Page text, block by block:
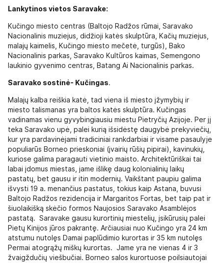
Lankytinos vietos Saravake:
Kučingo miesto centras (Baltojo Radžos rūmai, Saravako
Nacionalinis muziejus, didžioji katės skulptūra, Kačių muziejus,
malajų kaimelis, Kučingo miesto mečetė, turgūs), Bako
Nacionalinis parkas, Saravako Kultūros kaimas, Semengono
laukinio gyvenimo centras, Batang Ai Nacionalinis parkas.
Saravako sostinė- Kučingas.
Malajų kalba reiškia katė, tad viena iš miesto įžymybių ir
miesto talismanas yra baltos katės skulptūra. Kučingas
vadinamas vienu gyvybingiausiu miestu Pietryčių Azijoje. Per jį
teka Saravako upė, palei kurią išsidėstę daugybė prekyviečių,
kur yra pardavinėjami tradiciniai rankdarbiai ir visame pasaulyje
populiarūs Borneo prieskoniai (įvairių rūšių pipirai), kavinukių,
kuriose galima paragauti vietinio maisto. Architektūriškai tai
labai įdomus miestas, jame išlikę daug kolonialinių laikų
pastatų, bet gausu ir itin modernių. Vaikštant paupiu galima
išvysti 19 a. menančius pastatus, tokius kaip Astana, buvusi
Baltojo Radžos rezidencija ir Margaritos Fortas, bet taip pat ir
šiuolaikišką skėčio formos Naujosios Saravako Asamblėjos
pastatą. Saravake gausu kurortinių miestelių, įsikūrusių palei
Pietų Kinijos jūros pakrantę. Arčiausiai nuo Kučingo yra 24 km
atstumu nutolęs Damai paplūdimio kurortas ir 35 km nutolęs
Permai atogrąžų miškų kurortas. Jame yra ne vienas 4 ir 3
žvaigždučių viešbučiai. Borneo salos kurortuose poilsiautojai